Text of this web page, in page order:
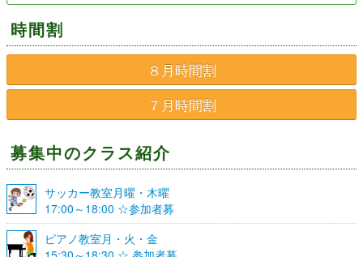
時間割
８月時間割
７月時間割
募集中のクラス紹介
サッカー教室月曜・木曜
17:00～18:00 ☆参加者募
集☆
ピアノ教室月・火・金